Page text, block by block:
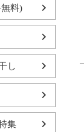
料)
し
集